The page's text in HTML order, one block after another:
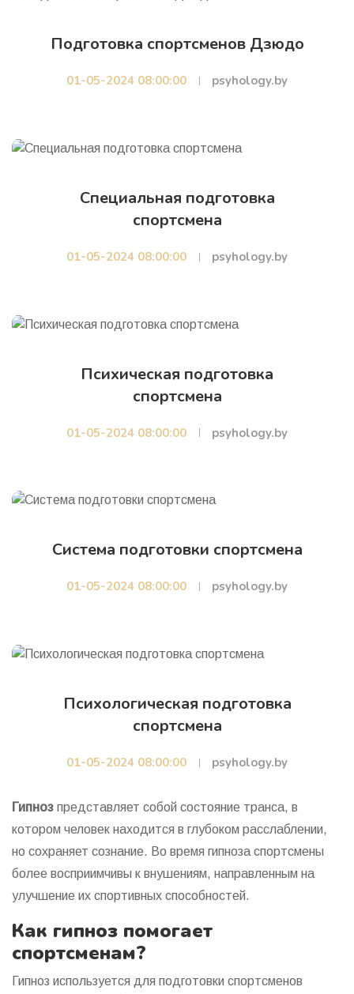
Подготовка спортсменов Дзюдо
01-05-2024 08:00:00 psyhology.by
Специальная подготовка
спортсмена
01-05-2024 08:00:00 psyhology.by
Психическая подготовка
спортсмена
01-05-2024 08:00:00 psyhology.by
Система подготовки спортсмена
01-05-2024 08:00:00 psyhology.by
Психологическая подготовка
спортсмена
01-05-2024 08:00:00 psyhology.by
Гипноз представляет собой состояние транса, в
котором человек находится в глубоком расслаблении,
но сохраняет сознание. Во время гипноза спортсмены
более восприимчивы к внушениям, направленным на
улучшение их спортивных способностей.
Как гипноз помогает
спортсменам?
Гипноз используется для подготовки спортсменов